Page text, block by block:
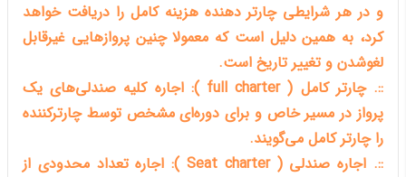
و در هر شرایطی چارتر دهنده هزینه کامل را دریافت خواهد
کرد، به همین دلیل است که معمولا چنین پروازهایی غیرقابل
لغوشدن و تغییر تاریخ است.
::. چارتر کامل ( full charter ): اجاره کلیه صندلی‌های یک
پرواز در مسیر خاص و برای دوره‌ای مشخص توسط چارترکننده
را چارتر کامل می‌گویند.
::. اجاره صندلی ( Seat charter ): اجاره تعداد محدودی از